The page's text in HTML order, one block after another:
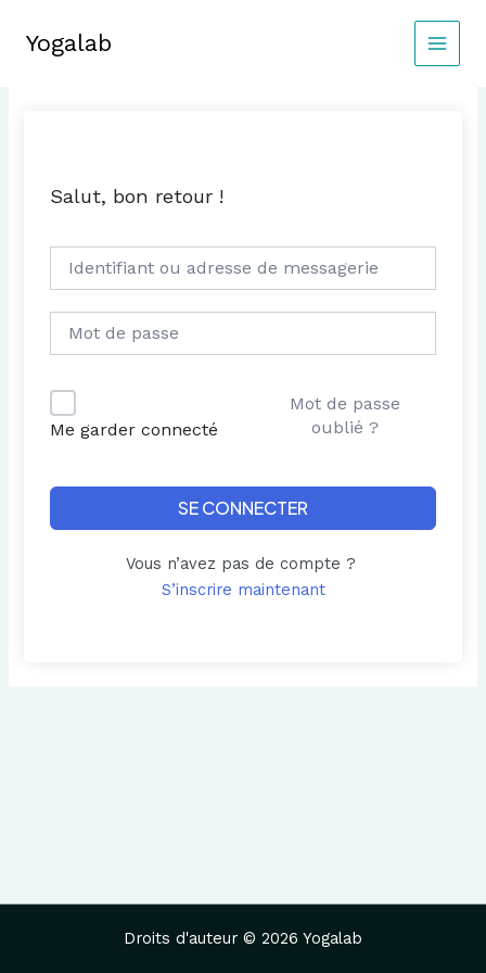
contenu
Yogalab
MAIN
Salut, bon retour !
Me garder connecté
Mot de passe
oublié ?
SE CONNECTER
Vous n’avez pas de compte ?
S’inscrire maintenant
Droits d'auteur © 2026 Yogalab